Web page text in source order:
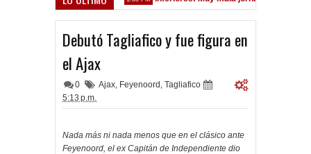
Debutó Tagliafico y fue figura en
el Ajax
0 Ajax, Feyenoord , Tagliafico
5:13 p.m.
Nada más ni nada menos que en el clásico ante
Feyenoord, el ex Capitán de Independiente dio